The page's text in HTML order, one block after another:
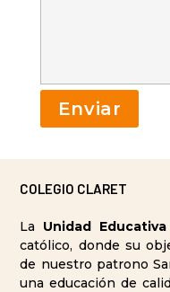
COLEGIO CLARET
La Unidad
católico, donde su
de nuestro patrono
una educación de